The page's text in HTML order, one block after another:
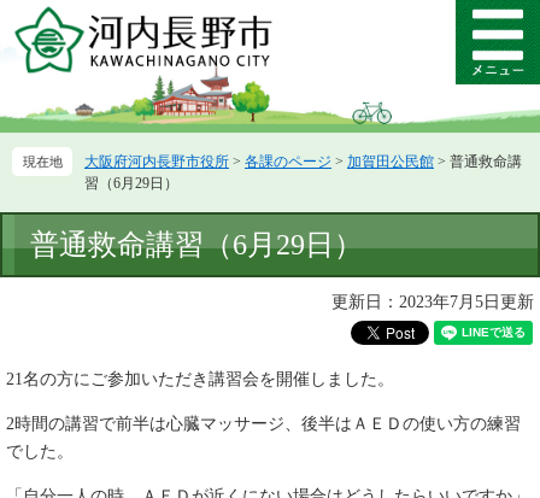
ー
先
ニ
を
て
メ
ニ
ー
大阪府河内長野市役所 > 各課のページ > 加賀田公民館 > 普通救命講
習（6月29日）
文
普通救命講習（6月29日）
更新日：2023年7月5日更新
21名の方にご参加いただき講習会を開催しました。
2時間の講習で前半は心臓マッサージ、後半はＡＥＤの使い方の練習
でした。